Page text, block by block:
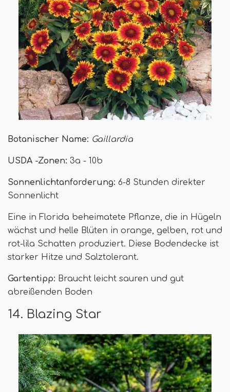
Botanischer Name: Gaillardia
USDA -Zonen: 3a - 10b
Sonnenlichtanforderung: 6-8 Stunden direkter
Sonnenlicht
Eine in Florida beheimatete Pflanze, die in Hügeln
wächst und helle Blüten in orange, gelben, rot und
rot-lila Schatten produziert. Diese Bodendecke ist
starker Hitze und Salztolerant.
Gartentipp: Braucht leicht sauren und gut
abreißenden Boden
14. Blazing Star